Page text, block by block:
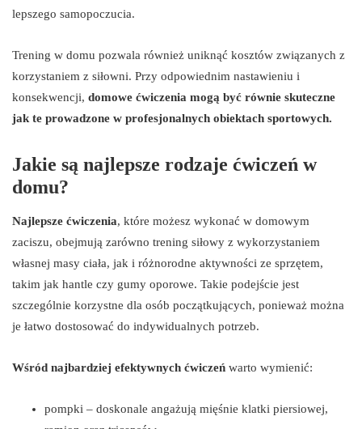
lepszego samopoczucia.
Trening w domu pozwala również uniknąć kosztów związanych z
korzystaniem z siłowni. Przy odpowiednim nastawieniu i
konsekwencji, domowe ćwiczenia mogą być równie skuteczne
jak te prowadzone w profesjonalnych obiektach sportowych.
Jakie są najlepsze rodzaje ćwiczeń w
domu?
Najlepsze ćwiczenia, które możesz wykonać w domowym
zaciszu, obejmują zarówno trening siłowy z wykorzystaniem
własnej masy ciała, jak i różnorodne aktywności ze sprzętem,
takim jak hantle czy gumy oporowe. Takie podejście jest
szczególnie korzystne dla osób początkujących, ponieważ można
je łatwo dostosować do indywidualnych potrzeb.
Wśród najbardziej efektywnych ćwiczeń warto wymienić:
pompki – doskonale angażują mięśnie klatki piersiowej,